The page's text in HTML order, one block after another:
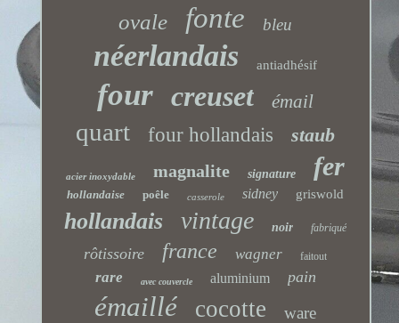
ovale fonte bleu
néerlandais antiadhésif
four creuset émail
quart four hollandais staub
acier inoxydable magnalite signature fer
hollandaise poêle casserole sidney griswold
hollandais vintage noir fabriqué
rôtissoire france wagner faitout
rare avec couvercle aluminium pain
émaillé cocotte ware